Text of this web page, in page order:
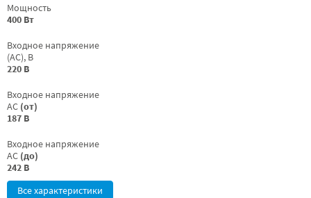
Мощность
400 Вт
Входное напряжение
(AC), В
220 В
Входное напряжение
AC (от)
187 В
Входное напряжение
AC (до)
242 В
Все характеристики